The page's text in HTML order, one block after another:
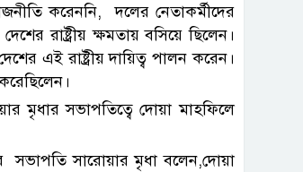
করেননি, দলের নেতাকর্মীদের
রাষ্ট্রীয় ক্ষমতায় বসিয়ে ছিলেন।
এই রাষ্ট্রীয় দায়িত্ব পালন করেন।
মৃধার সভাপতিত্বে দোয়া মাহফিলে
সভাপতি সারোয়ার মৃধা বলেন,দোয়া